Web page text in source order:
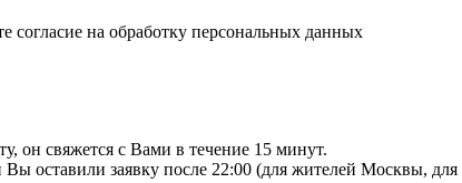
согласие на обработку персональных данных
он свяжется с Вами в течение 15 минут.
Вы оставили заявку после 22:00 (для жителей Москвы,